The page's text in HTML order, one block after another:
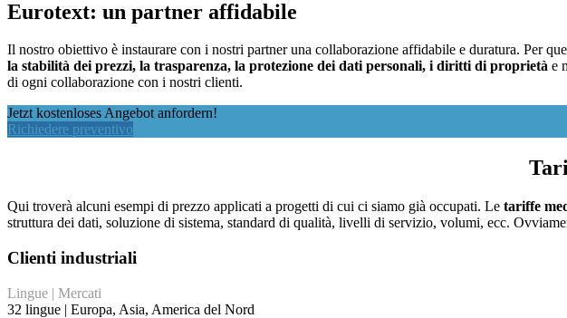
Eurotext: un partner affidabile
Il nostro obiettivo è instaurare con i nostri partner una collaborazione affidabile e duratura. Per
la stabilità dei prezzi, la trasparenza, la protezione dei dati personali, i diritti di proprietà e
di ogni collaborazione con i nostri clienti.
Jetzt kostenloses Angebot anfordern!
Richiedere preventivo
Qui troverà alcuni esempi di prezzo applicati a progetti di cui ci siamo già occupati. Le tariffe
struttura dei dati, soluzione di sistema, standard di qualità, livelli di servizio, volumi, ecc.
Clienti industriali
Lingue | Mercati
32 lingue | Europa, Asia, America del Nord